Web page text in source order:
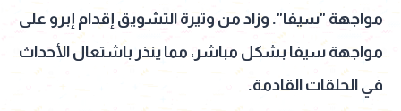
مواجهة "سيفا". وزاد من وتيرة التشويق إقدام إبرو على
مواجهة سيفا بشكل مباشر، مما ينذر باشتعال الأحداث
في الحلقات القادمة.